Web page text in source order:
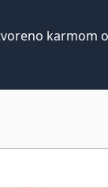
karmom